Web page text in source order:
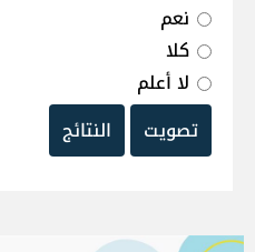
نعم
كلا
لا أعلم
تصويت
النتائج